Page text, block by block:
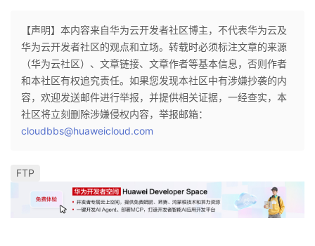
【声明】本内容来自华为云开发者社区博主，不代表华为云及
华为云开发者社区的观点和立场。转载时必须标注文章的来源
（华为云社区）、文章链接、文章作者等基本信息，否则作者
和本社区有权追究责任。如果您发现本社区中有涉嫌抄袭的内
容，欢迎发送邮件进行举报，并提供相关证据，一经查实，本
社区将立刻删除涉嫌侵权内容，举报邮箱：
cloudbbs@huaweicloud.com
FTP